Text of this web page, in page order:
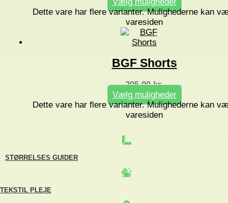
Dette vare har flere varianter. Mulighederne kan
varesiden
BGF Shorts
205,00kr.
Vælg muligheder
Dette vare har flere varianter. Mulighederne kan
varesiden
STØRRELSES GUIDER
TEKSTIL PLEJE